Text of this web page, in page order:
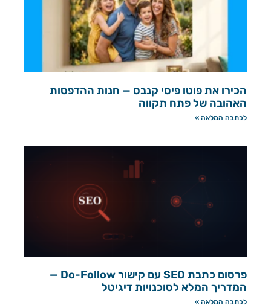
הכירו את פוטו פיסי קנבס — חנות ההדפסות
האהובה של פתח תקווה
לכתבה המלאה »
פרסום כתבת SEO עם קישור Do-Follow —
המדריך המלא לסוכנויות דיגיטל
לכתבה המלאה »